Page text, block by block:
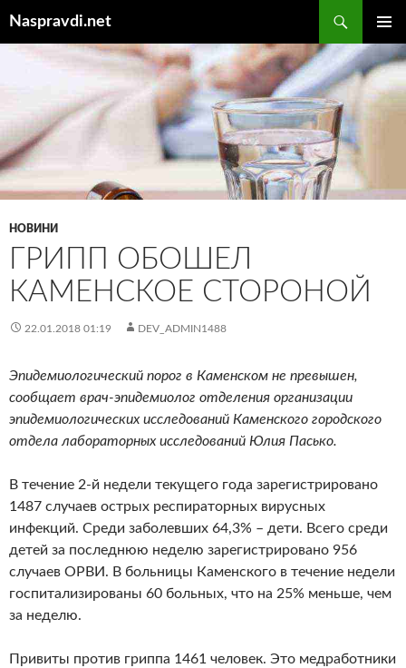
вмісту
Naspravdi.net
МЕНЮ
НОВИНИ
ГРИПП ОБОШЕЛ
КАМЕНСКОЕ СТОРОНОЙ
22.01.2018 01:19 DEV_ADMIN1488
Эпидемиологический порог в Каменском не превышен,
сообщает врач-эпидемиолог отделения организации
эпидемиологических исследований Каменского городского
отдела лабораторных исследований Юлия Пасько.
В течение 2-й недели текущего года зарегистрировано
1487 случаев острых респираторных вирусных
инфекций. Среди заболевших 64,3% – дети. Всего среди
детей за последнюю неделю зарегистрировано 956
случаев ОРВИ. В больницы Каменского в течение недели
госпитализированы 60 больных, что на 25% меньше, чем
за неделю.
Привиты против гриппа 1461 человек. Это медработники